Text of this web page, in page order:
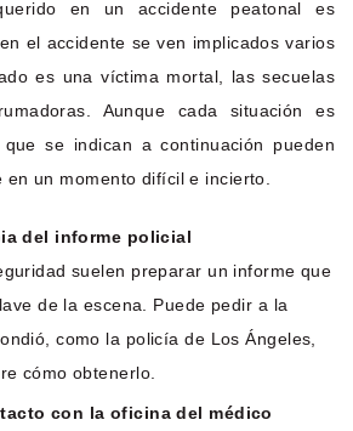
en un accidente peatonal es
el accidente se ven implicados varios
es una víctima mortal, las secuelas
Aunque cada situación es
se indican a continuación pueden
un momento difícil e incierto.
del informe policial
suelen preparar un informe que
de la escena. Puede pedir a la
como la policía de Los Ángeles,
cómo obtenerlo.
con la oficina del médico